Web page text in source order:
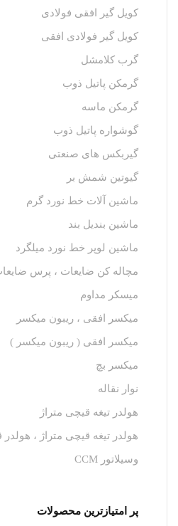
کویل گیر افقی فولادی
کویل گیر فولادی افقی
گرب کلامشل
گرمکن پاتیل ذوب
گرمکن ماسه
گوشواره پاتیل ذوب
گیربکس های صنعتی
گیوتین شمش بر
ماشین آلات خط نورد گرم
ماشین بندیل بند
ماشین لوپر خط نورد میلگرد
مچاله کن ضایعات ، پرس
میسکر مداوم
میکسر افقی ، ریبون میکسر
میکسر افقی ( ریبون میکسر )
میکسر بچ
نوار نقاله
هولدر تیغه قیچی متراژ
هولدر تیغه قیچی متراژ ، هولدر
وسیلاتور CCM
پر امتیازترین محصولات